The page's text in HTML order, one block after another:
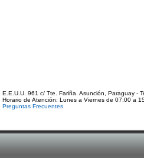
E.E.U.U. 961 c/ Tte. Fariña. Asunción, Paraguay -
Horario de Atención: Lunes a Viernes de 07:00 a
Preguntas Frecuentes